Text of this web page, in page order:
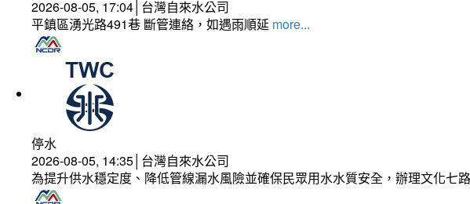
2026-08-05, 17:04│台灣自來水公司
平鎮區湧光路491巷 斷管連絡，如遇雨順延 more...
停水
2026-08-05, 14:35│台灣自來水公司
為提升供水穩定度、降低管線漏水風險並確保民眾用水水質安全，辦理文化七